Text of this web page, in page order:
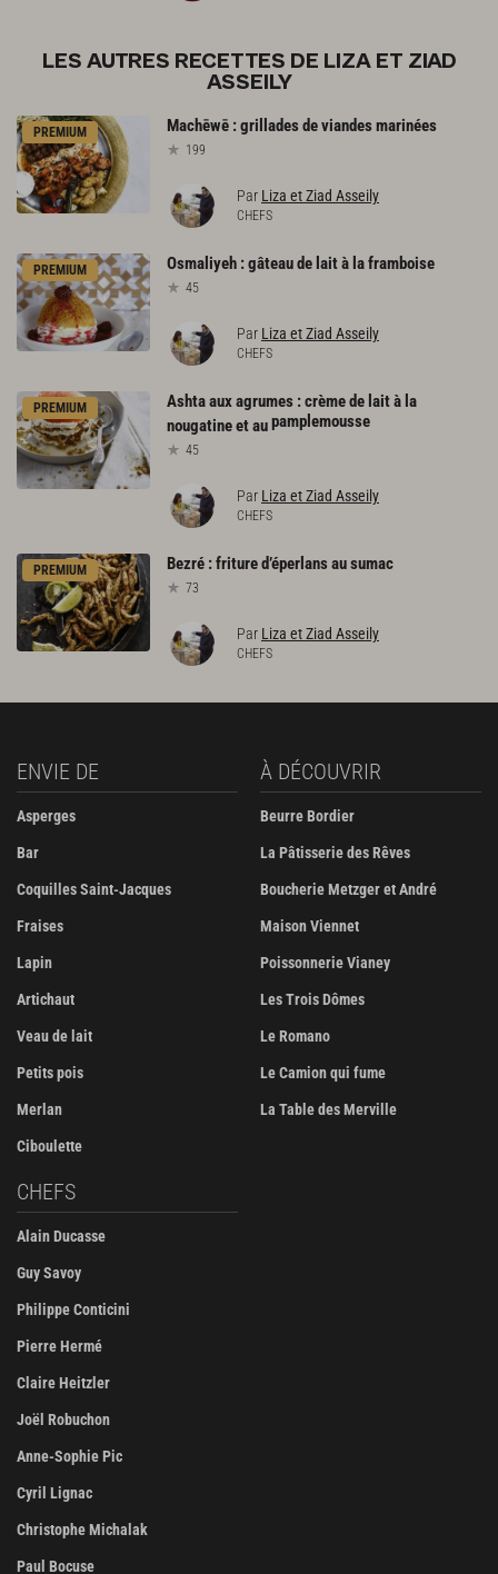
LES AUTRES RECETTES DE LIZA ET ZIAD
ASSEILY
PREMIUM Machēwē :grilladesdeviandesmarinées
199
Par Liza et Ziad Asseily
CHEFS
PREMIUM Osmaliyeh :gâteaude laità laframboise
45
Par Liza et Ziad Asseily
CHEFS
PREMIUM
Ashta aux agrumes : crème de lait à la
nougatine et aupamplemousse
45
Par Liza et Ziad Asseily
CHEFS
PREMIUM Bezré :fritured’éperlansausumac
73
Par Liza et Ziad Asseily
CHEFS
ENVIE DE
Asperges
Bar
Coquilles Saint-Jacques
Fraises
Lapin
Artichaut
Veau de lait
Petits pois
Merlan
Ciboulette
À DÉCOUVRIR
Beurre Bordier
La Pâtisserie des Rêves
Boucherie Metzger et André
Maison Viennet
Poissonnerie Vianey
Les Trois Dômes
Le Romano
Le Camion qui fume
La Table des Merville
CHEFS
Alain Ducasse
Guy Savoy
Philippe Conticini
Pierre Hermé
Claire Heitzler
Joël Robuchon
Anne-Sophie Pic
Cyril Lignac
Christophe Michalak
Paul Bocuse